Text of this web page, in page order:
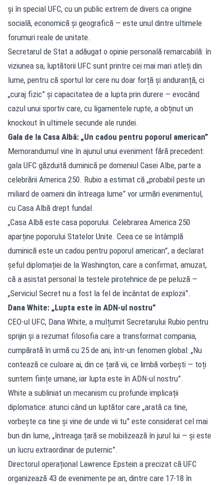
și în special UFC, cu un public extrem de divers ca origine
socială, economică și geografică — este unul dintre ultimele
forumuri reale de unitate.
Secretarul de Stat a adăugat o opinie personală remarcabilă: în
viziunea sa, luptătorii UFC sunt printre cei mai mari atleți din
lume, pentru că sportul lor cere nu doar forță și anduranță, ci
„curaj fizic” și capacitatea de a lupta prin durere — evocând
cazul unui sportiv care, cu ligamentele rupte, a obținut un
knockout în ultimele secunde ale rundei.
Gala de la Casa Albă: „Un cadou pentru poporul american”
Memorandumul vine în ajunul unui eveniment fără precedent:
gala UFC găzduită duminică pe domeniul Casei Albe, parte a
celebrării America 250. Rubio a estimat că „probabil peste un
miliard de oameni din întreaga lume” vor urmări evenimentul,
cu Casa Albă drept fundal.
„Casa Albă este casa poporului. Celebrarea America 250
aparține poporului Statelor Unite. Ceea ce se întâmplă
duminică este un cadou pentru poporul american”, a declarat
șeful diplomației de la Washington, care a confirmat, amuzat,
că a asistat personal la testele pirotehnice de pe peluză —
„Serviciul Secret nu a fost la fel de încântat de explozii”.
Dana White: „Lupta este în ADN-ul nostru”
CEO-ul UFC, Dana White, a mulțumit Secretarului Rubio pentru
sprijin și a rezumat filosofia care a transformat compania,
cumpărată în urmă cu 25 de ani, într-un fenomen global: „Nu
contează ce culoare ai, din ce țară vii, ce limbă vorbești — toți
suntem ființe umane, iar lupta este în ADN-ul nostru”.
White a subliniat un mecanism cu profunde implicații
diplomatice: atunci când un luptător care „arată ca tine,
vorbește ca tine și vine de unde vii tu” este considerat cel mai
bun din lume, „întreaga țară se mobilizează în jurul lui — și este
un lucru extraordinar de puternic”.
Directorul operațional Lawrence Epstein a precizat că UFC
organizează 43 de evenimente pe an, dintre care 17-18 în